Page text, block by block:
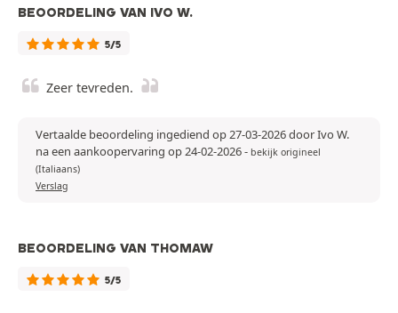
BEOORDELING VAN IVO W.
5/5
Zeer tevreden.
Vertaalde beoordeling ingediend op 27-03-2026 door Ivo W.
na een aankoopervaring op 24-02-2026- bekijk origineel
(Italiaans)
Verslag
BEOORDELING VAN THOMAW
5/5